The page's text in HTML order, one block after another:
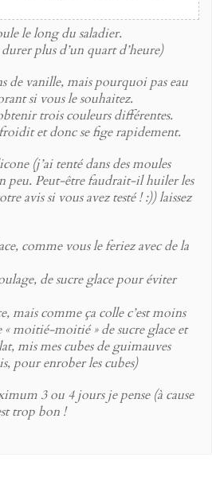
le long du saladier.
plus d’un quart d’heure)
de vanille, mais pourquoi pas eau
si vous le souhaitez.
trois couleurs différentes.
et donc se fige rapidement.
(j’ai tenté dans des moules
peu. Peut-être faudrait-il huiler les
avis si vous avez testé ! :)) laissez
comme vous le feriez avec de la
de sucre glace pour éviter
mais comme ça colle c’est moins
« moitié-moitié » de sucre glace et
mis mes cubes de guimauves
pour enrober les cubes)
3 ou 4 jours je pense (à cause
trop bon !